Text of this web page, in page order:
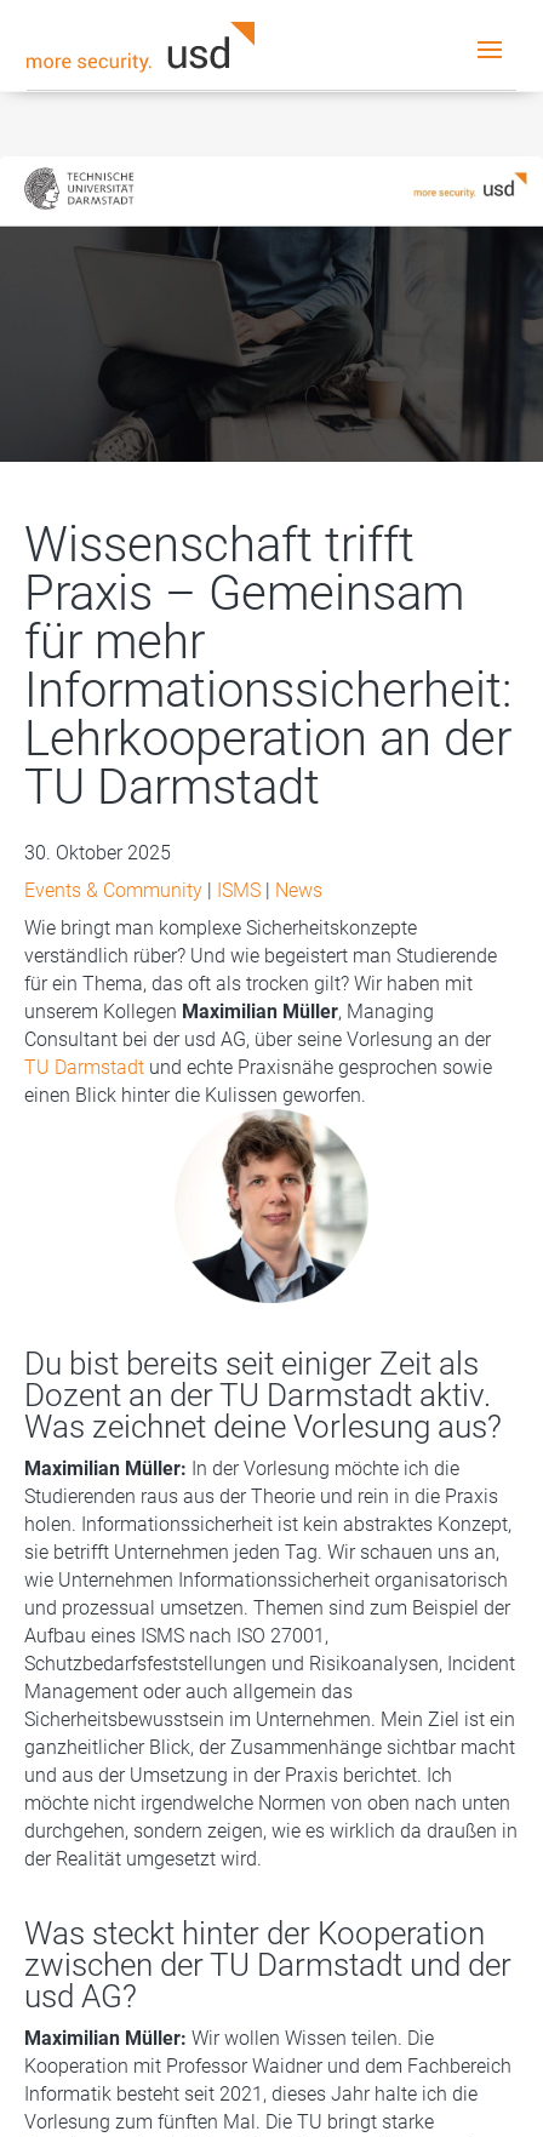
Wissenschaft trifft
Praxis – Gemeinsam
für mehr
Informationssicherheit:
Lehrkooperation an der
TU Darmstadt
30. Oktober 2025
Events & Community | ISMS | News
Wie bringt man komplexe Sicherheitskonzepte
verständlich rüber? Und wie begeistert man Studierende
für ein Thema, das oft als trocken gilt? Wir haben mit
unserem Kollegen Maximilian Müller, Managing
Consultant bei der usd AG, über seine Vorlesung an der
TU Darmstadt und echte Praxisnähe gesprochen sowie
einen Blick hinter die Kulissen geworfen.
Du bist bereits seit einiger Zeit als
Dozent an der TU Darmstadt aktiv.
Was zeichnet deine Vorlesung aus?
Maximilian Müller: In der Vorlesung möchte ich die
Studierenden raus aus der Theorie und rein in die Praxis
holen. Informationssicherheit ist kein abstraktes Konzept,
sie betrifft Unternehmen jeden Tag. Wir schauen uns an,
wie Unternehmen Informationssicherheit organisatorisch
und prozessual umsetzen. Themen sind zum Beispiel der
Aufbau eines ISMS nach ISO 27001,
Schutzbedarfsfeststellungen und Risikoanalysen, Incident
Management oder auch allgemein das
Sicherheitsbewusstsein im Unternehmen. Mein Ziel ist ein
ganzheitlicher Blick, der Zusammenhänge sichtbar macht
und aus der Umsetzung in der Praxis berichtet. Ich
möchte nicht irgendwelche Normen von oben nach unten
durchgehen, sondern zeigen, wie es wirklich da draußen in
der Realität umgesetzt wird.
Was steckt hinter der Kooperation
zwischen der TU Darmstadt und der
usd AG?
Maximilian Müller: Wir wollen Wissen teilen. Die
Kooperation mit Professor Waidner und dem Fachbereich
Informatik besteht seit 2021, dieses Jahr halte ich die
Vorlesung zum fünften Mal. Die TU bringt starke